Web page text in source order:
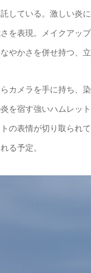
している。激しい炎
を表現。メイクアッ
やかさを併せ持つ、
カメラを手に持ち、
を宿す強いハムレッ
の表情が切り取られ
る予定。